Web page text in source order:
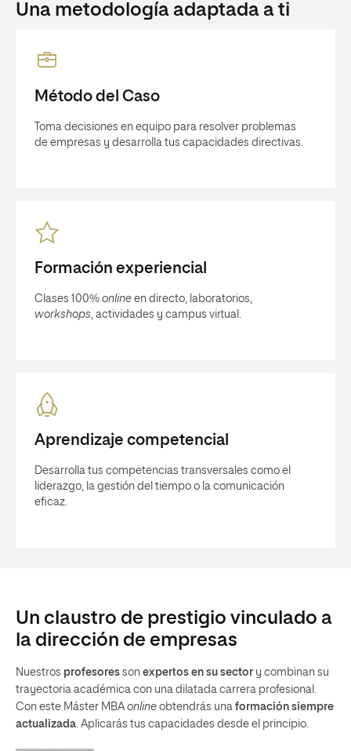
Una metodología adaptada a ti
Método del Caso
Toma decisiones en equipo para resolver problemas
de empresas y desarrolla tus capacidades directivas.
Formación experiencial
Clases 100% online en directo, laboratorios,
workshops, actividades y campus virtual.
Aprendizaje competencial
Desarrolla tus competencias transversales como el
liderazgo, la gestión del tiempo o la comunicación
eficaz.
Un claustro de prestigio vinculado a
la dirección de empresas
Nuestros profesores son expertos en su sector y combinan su
trayectoria académica con una dilatada carrera profesional.
Con este Máster MBAonline obtendrás una formación siempre
actualizada. Aplicarás tus capacidades desde el principio.